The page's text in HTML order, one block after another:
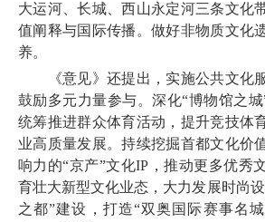
大运河、长城、西山永定河三条文化
值阐释与国际传播。做好非物质文化
养。
《意见》还提出，实施公共文化服
鼓励多元力量参与。深化“博物馆之城
统筹推进群众体育活动，提升竞技体
业高质量发展。持续挖掘首都文化价
响力的“京产”文化IP，推动更多优秀
育壮大新型文化业态，大力发展时尚
之都”建设，打造“双奥国际赛事名